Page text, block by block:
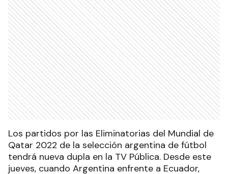
Los partidos por las Eliminatorias del Mundial de
Qatar 2022 de la selección argentina de fútbol
tendrá nueva dupla en la TV Pública. Desde este
jueves, cuando Argentina enfrente a Ecuador,